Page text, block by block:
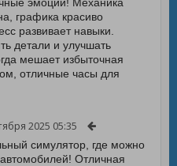
графика красивo
развивает навыки.
детали и улучшать
мешает избыточная
отличные часы для
2025 05:35
симулятор, где можно
Отличная